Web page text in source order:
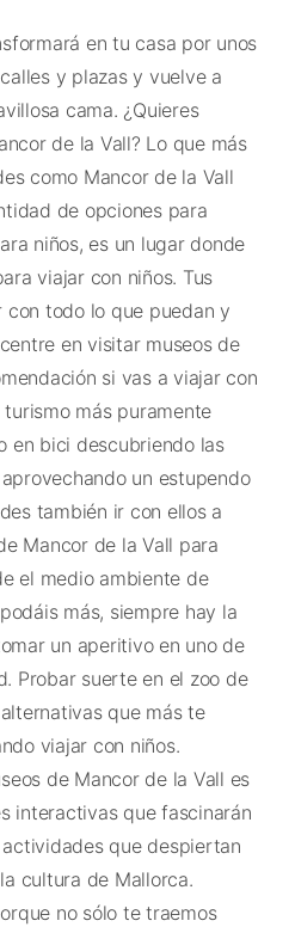
en tu casa por unos
y plazas y vuelve a
cama. ¿Quieres
de la Vall? Lo que más
como Mancor de la Vall
de opciones para
niños, es un lugar donde
viajar con niños. Tus
con todo lo que puedan y
en visitar museos de
si vas a viajar con
más puramente
en bici descubriendo las
un estupendo
también ir con ellos a
Mancor de la Vall para
el medio ambiente de
más, siempre hay la
un aperitivo en uno de
Probar suerte en el zoo de
que más te
viajar con niños.
de Mancor de la Vall es
interactivas que fascinarán
que despiertan
cultura de Mallorca.
no sólo te traemos